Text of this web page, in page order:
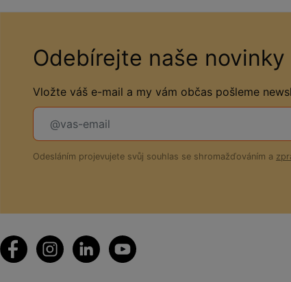
Odebírejte naše novinky
Vložte váš e-mail a my vám občas pošleme
Odesláním projevujete svůj souhlas se shromažďováním a